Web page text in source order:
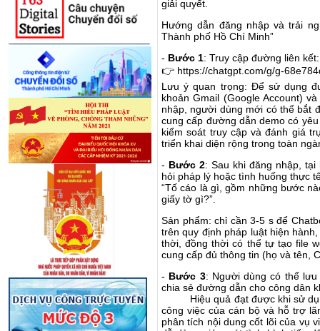
giải quyết.
Hướng dẫn đăng nhập và trải
Thành phố Hồ Chí Minh”
- Bước 1: Truy cập đường liên kết:
👉 https://chatgpt.com/g/g-
Lưu ý quan trọng: Để sử dụng
khoản Gmail (Google Account)
nhập, người dùng mới có thể bắt
cung cấp đường dẫn demo có
kiểm soát truy cập và đánh giá
triển khai diện rộng trong toàn
- Bước 2: Sau khi đăng nhập,
hỏi pháp lý hoặc tình huống thực
“Tố cáo là gì, gồm những bước
giấy tờ gì?”.
Sản phẩm: chỉ cần 3-5 s để
trên quy định pháp luật hiện
thời, đồng thời có thể tự tạo file
cung cấp đủ thông tin (họ và tên,
- Bước 3: Người dùng có thể
chia sẻ đường dẫn cho công dân
Hiệu quả đạt được khi sử
công việc của cán bộ và hỗ trợ
phân tích nội dung cốt lõi của vụ